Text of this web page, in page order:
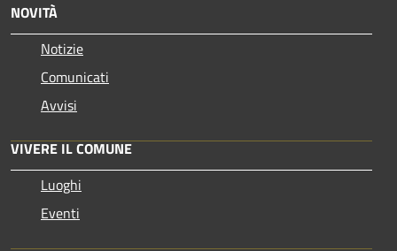
NOVITÀ
Notizie
Comunicati
Avvisi
VIVERE IL COMUNE
Luoghi
Eventi